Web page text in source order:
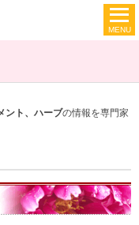
ント、ハーブの情報を専門家